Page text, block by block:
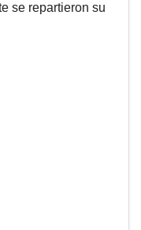
se repartieron su